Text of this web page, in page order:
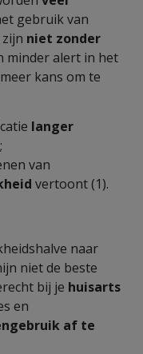
gebruik van
niet zonder
minder alert in het
kans om te
langer
;
van
vertoont (1).
naar
niet de beste
bij je huisarts
en
af te